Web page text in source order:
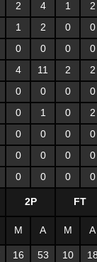
2 4 1
2
1 2 0
0
0 0 0
0
4 11 2
2
0 0 0
0
0 1 0
2
0 0 0
0
0 0 0
0
0 0 0 0
2P FT
M A M A
16 53 10